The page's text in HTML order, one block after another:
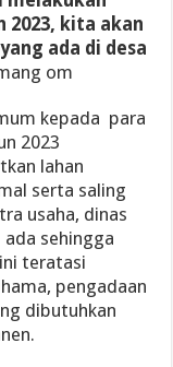
2023, kita akan
ada di desa
om
kepada para
2023
lahan
serta saling
usaha, dinas
sehingga
teratasi
pengadaan
dibutuhkan